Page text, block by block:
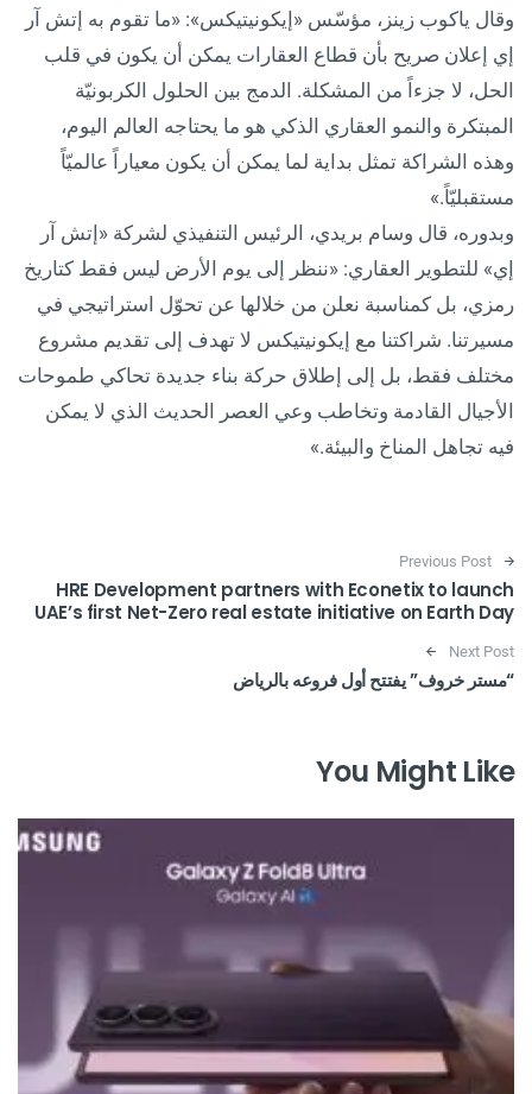
وقال ياكوب زينز، مؤسّس «إيكونيتيكس»: «ما تقوم به إتش آر
إي إعلان صريح بأن قطاع العقارات يمكن أن يكون في قلب
الحل، لا جزءاً من المشكلة. الدمج بين الحلول الكربونيّة
المبتكرة والنمو العقاري الذكي هو ما يحتاجه العالم اليوم،
وهذه الشراكة تمثل بداية لما يمكن أن يكون معياراً عالميّاً
مستقبليّاً.»
وبدوره، قال وسام بريدي، الرئيس التنفيذي لشركة «إتش آر
إي» للتطوير العقاري: «ننظر إلى يوم الأرض ليس فقط كتاريخ
رمزي، بل كمناسبة نعلن من خلالها عن تحوّل استراتيجي في
مسيرتنا. شراكتنا مع إيكونيتيكس لا تهدف إلى تقديم مشروع
مختلف فقط، بل إلى إطلاق حركة بناء جديدة تحاكي طموحات
الأجيال القادمة وتخاطب وعي العصر الحديث الذي لا يمكن
فيه تجاهل المناخ والبيئة.»
Post navigation
Previous Post
HRE Development partners with Econetix to launch
UAE’s first Net-Zero real estate initiative on Earth Day
Next Post
“مستر خروف” يفتتح أول فروعه بالرياض
You Might Like